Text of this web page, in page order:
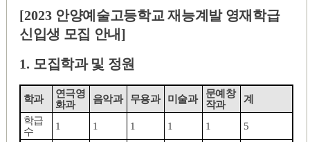
[2023 안양예술고등학교 재능계발 영재학급
신입생 모집 안내]
1. 모집학과 및 정원
학과
연극영
화과
음악과 무용과 미술과
문예창
작과
계
학급
수
1 1 1 1 1 5